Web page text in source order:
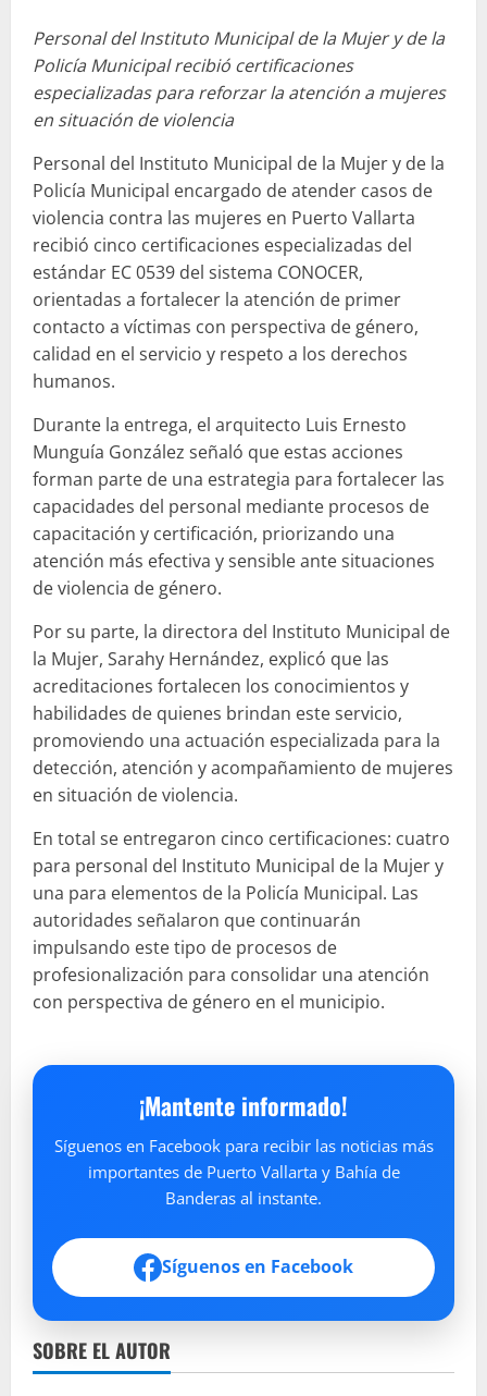
Personal del Instituto Municipal de la Mujer y de la
Policía Municipal recibió certificaciones
especializadas para reforzar la atención a mujeres
en situación de violencia
Personal del Instituto Municipal de la Mujer y de la
Policía Municipal encargado de atender casos de
violencia contra las mujeres en Puerto Vallarta
recibió cinco certificaciones especializadas del
estándar EC 0539 del sistema CONOCER,
orientadas a fortalecer la atención de primer
contacto a víctimas con perspectiva de género,
calidad en el servicio y respeto a los derechos
humanos.
Durante la entrega, el arquitecto Luis Ernesto
Munguía González señaló que estas acciones
forman parte de una estrategia para fortalecer las
capacidades del personal mediante procesos de
capacitación y certificación, priorizando una
atención más efectiva y sensible ante situaciones
de violencia de género.
Por su parte, la directora del Instituto Municipal de
la Mujer, Sarahy Hernández, explicó que las
acreditaciones fortalecen los conocimientos y
habilidades de quienes brindan este servicio,
promoviendo una actuación especializada para la
detección, atención y acompañamiento de mujeres
en situación de violencia.
En total se entregaron cinco certificaciones: cuatro
para personal del Instituto Municipal de la Mujer y
una para elementos de la Policía Municipal. Las
autoridades señalaron que continuarán
impulsando este tipo de procesos de
profesionalización para consolidar una atención
con perspectiva de género en el municipio.
¡Mantente informado!
Síguenos en Facebook para recibir las noticias más
importantes de Puerto Vallarta y Bahía de
Banderas al instante.
Síguenos en Facebook
SOBRE EL AUTOR